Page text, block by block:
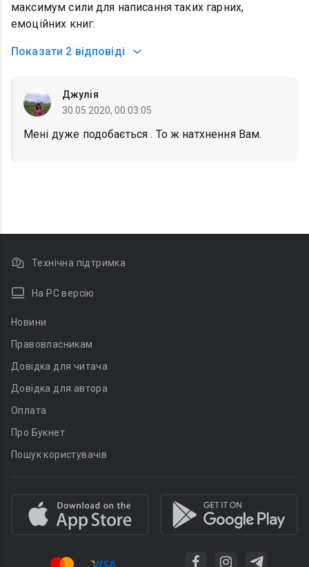
максимум сили для написання таких гарних,
емоційних книг.
Показати 2 відповіді
Джулія
30.05.2020, 00:03:05
Мені дуже подобається . То ж натхнення Вам.
Технічна підтримка
На PC версію
Новини
Правовласникам
Довідка для читача
Довідка для автора
Оплата
Про Букнет
Пошук користувачів